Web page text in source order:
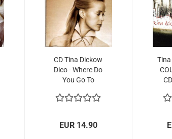
CD Tina Dickow
Dico - Where Do
You Go To
NEU
EUR 14.90